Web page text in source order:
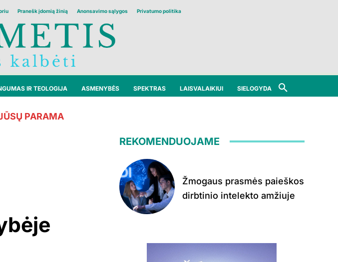
Pranešk įdomią žinią Anonsavimo sąlygos Privatumo politika
IR TEOLOGIJA ASMENYBĖS SPEKTRAS LAISVALAIKIUI SIELOGYDA
PARAMA
REKOMENDUOJAME
Žmogaus prasmės paieškos
dirbtinio intelekto amžiuje